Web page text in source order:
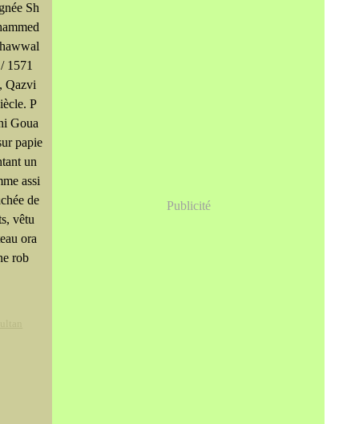
Sh
1571
Qazvi
P
Goua
papie
un
assi
de
vêtu
ora
rob
Publicité